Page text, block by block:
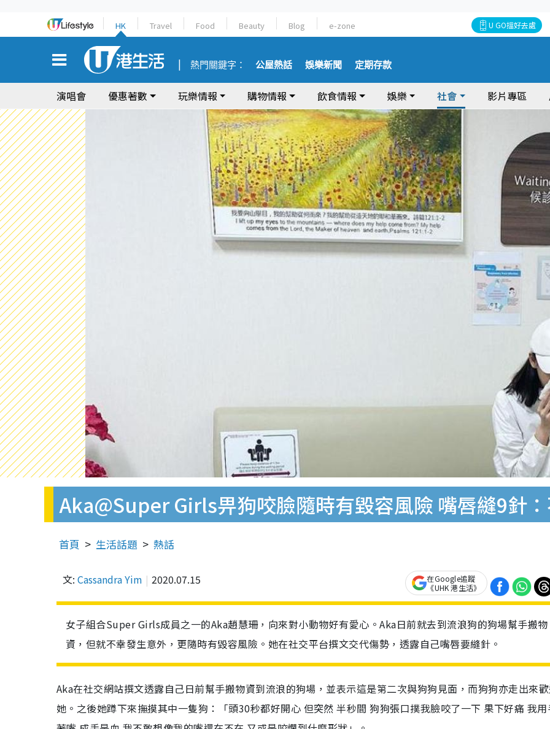
HK Travel Food Beauty Blog e-zone U GO搵好去處
熱門關鍵字： 公屋熱話 娛樂新聞 定期存款
演唱會 優惠著數 玩樂情報 購物情報 飲食情報 娛樂 社會 影片專區
Aka@Super Girls畀狗咬臉隨時有毀容風險 嘴唇縫9針
首頁 生活話題 熱話
文: Cassandra Yim 2020.07.15
在Google追蹤
《UHK 港生活》
女子組合Super Girls成員之一的Aka趙慧珊，向來對小動物好有愛心。Aka日前就去到流浪狗的狗場幫手搬物
資，但就不幸發生意外，更隨時有毀容風險。她在社交平台撰文交代傷勢，透露自己嘴唇要縫針。
Aka在社交網站撰文透露自己日前幫手搬物資到流浪的狗場，並表示這是第二次與狗狗見面，而狗狗亦走出來
她。之後她蹲下來撫摸其中一隻狗：「頭30秒都好開心 但突然 半秒間 狗狗張口撲我臉咬了一下 果下好痛 我